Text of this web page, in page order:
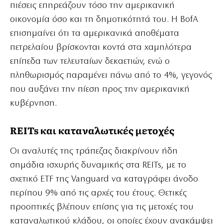
πιέσεις επηρεάζουν τόσο την αμερικανική
οικονομία όσο και τη δημοτικότητά του. Η BofA
επισημαίνει ότι τα αμερικανικά αποθέματα
πετρελαίου βρίσκονται κοντά στα χαμηλότερα
επίπεδα των τελευταίων δεκαετιών, ενώ ο
πληθωρισμός παραμένει πάνω από το 4%, γεγονός
που αυξάνει την πίεση προς την αμερικανική
κυβέρνηση.
REITs και καταναλωτικές μετοχές
Οι αναλυτές της τράπεζας διακρίνουν ήδη
σημάδια ισχυρής δυναμικής στα REITs, με το
σχετικό ETF της Vanguard να καταγράφει άνοδο
περίπου 9% από τις αρχές του έτους. Θετικές
προοπτικές βλέπουν επίσης για τις μετοχές του
καταναλωτικού κλάδου, οι οποίες έχουν ανακάμψει